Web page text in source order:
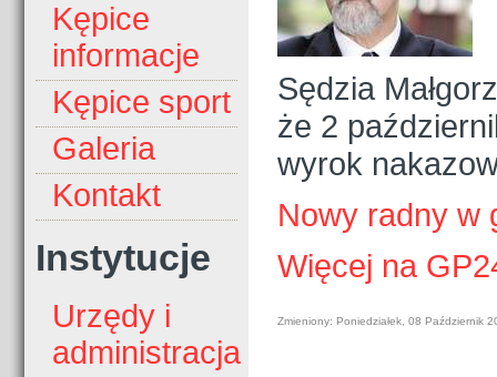
Kępice
informacje
Kępice sport
Galeria
Kontakt
Instytucje
Urzędy i
administracja
Sędzia
że 2
wyrok
Nowy radny w
Więcej na
Zmieniony: Poniedziałek, 08 Październik